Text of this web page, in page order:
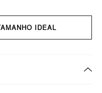
IDEAL